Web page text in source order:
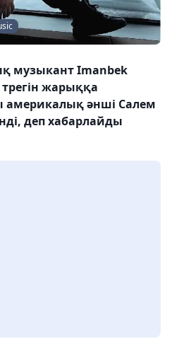
музыкант Imanbek
жарыққа
әнші Салем
деп хабарлайды